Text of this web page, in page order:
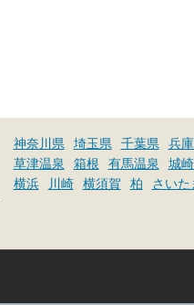
神奈川県 埼玉県 千葉県 兵
草津温泉 箱根 有馬温泉 城
横浜 川崎 横須賀 柏 さいた